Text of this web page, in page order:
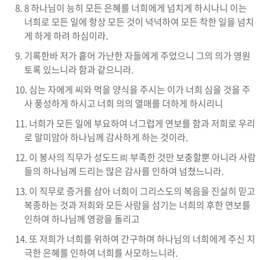
8 하나님이 능히 모든 은혜를 너희에게 넘치게 하시나니 이는
너희로 모든 일에 항상 모든 것이 넉넉하여 모든 착한 일을 넘치
게 하게 하려 하심이라.
기록한바 저가 흩어 가난한 자들에게 주었으니 그의 의가 영원
토록 있느니라 함과 같으니라.
심는 자에게 씨와 먹을 양식을 주시는 이가 너희 심을 것을 주
사 풍성하게 하시고 너희 의의 열매를 더하게 하시리니
너희가 모든 일에 부요하여 너그럽게 연보를 함과 저희로 우리
로 말미암아 하나님께 감사하게 하는 것이라.
이 봉사의 직무가 성도드릐 부족한 것만 보충할뿐 아니라 사람
들의 하나님께 드리는 많은 감사를 인하여 넘쳤느니라.
이 직무로 증거를 삼아 너희이 그리스도의 복음을 진실히 믿고
복종하는 것과 저희와 모든 사람을 섬기는 너희의 후한 연보를
인하여 하나님께 영광을 돌리고
또 저희가 너희를 위하여 간구하며 하나님의 너희에게 주신 지
극한 은혜를 인하여 너희를 사모하느니라.